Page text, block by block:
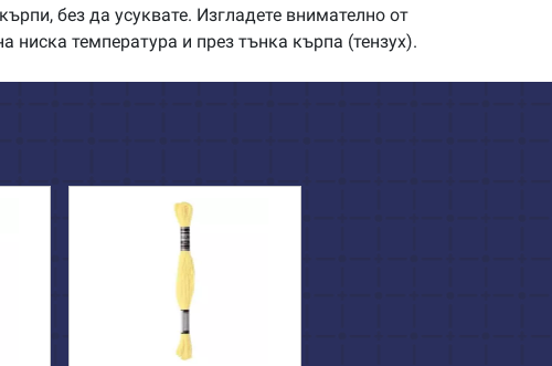
без да усуквате. Изгладете внимателно от
ниска температура и през тънка кърпа (тензух).